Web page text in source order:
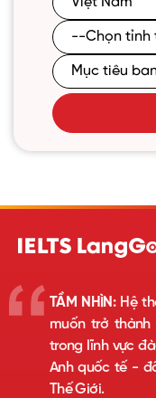
TẦM NHÌN:Hệ
muốn trở
trong lĩnh vực
Anh quốc tế -
Thế Giới.